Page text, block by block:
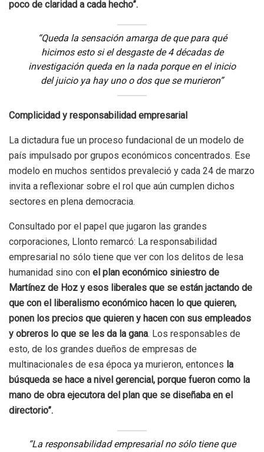
poco de claridad a cada hecho”.
“Queda la sensación amarga de que para qué
hicimos esto si el desgaste de 4 décadas de
investigación queda en la nada porque en el inicio
del juicio ya hay uno o dos que se murieron”
Complicidad y responsabilidad empresarial
La dictadura fue un proceso fundacional de un modelo de
país impulsado por grupos económicos concentrados. Ese
modelo en muchos sentidos prevaleció y cada 24 de marzo
invita a reflexionar sobre el rol que aún cumplen dichos
sectores en plena democracia.
Consultado por el papel que jugaron las grandes
corporaciones, Llonto remarcó: La responsabilidad
empresarial no sólo tiene que ver con los delitos de lesa
humanidad sino con el plan económico siniestro de
Martínez de Hoz y esos liberales que se están jactando de
que con el liberalismo económico hacen lo que quieren,
ponen los precios que quieren y hacen con sus empleados
y obreros lo que se les da la gana. Los responsables de
esto, de los grandes dueños de empresas de
multinacionales de esa época ya murieron, entonces la
búsqueda se hace a nivel gerencial, porque fueron como la
mano de obra ejecutora del plan que se diseñaba en el
directorio”.
“La responsabilidad empresarial no sólo tiene que